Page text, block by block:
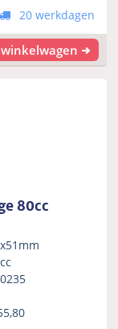
20 werkdagen
80cc